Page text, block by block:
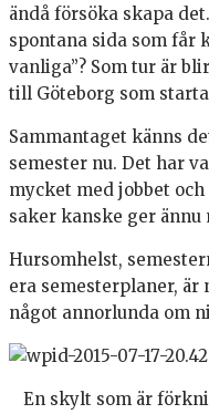
ändå försöka skapa
spontana sida som får
vanliga”? Som tur är
till Göteborg som
Sammantaget känns
semester nu. Det har
mycket med jobbet
saker kanske ger
Hursomhelst,
era semesterplaner,
något annorlunda om
En skylt som är